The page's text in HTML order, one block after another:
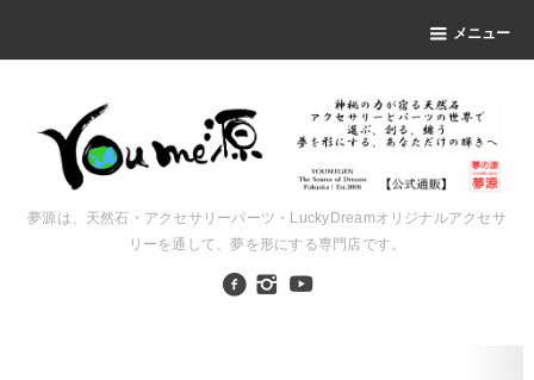
メニュー
夢源は、天然石・アクセサリーパーツ・LuckyDreamオリジナルアクセサ
リーを通して、夢を形にする専門店です。